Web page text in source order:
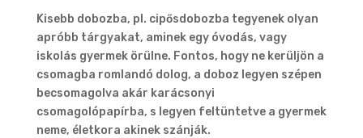
Kisebb dobozba, pl. cipősdobozba tegyenek olyan
apróbb tárgyakat, aminek egy óvodás, vagy
iskolás gyermek örülne. Fontos, hogy ne kerüljön a
csomagba romlandó dolog, a doboz legyen szépen
becsomagolva akár karácsonyi
csomagolópapírba, s legyen feltüntetve a gyermek
neme, életkora akinek szánják.